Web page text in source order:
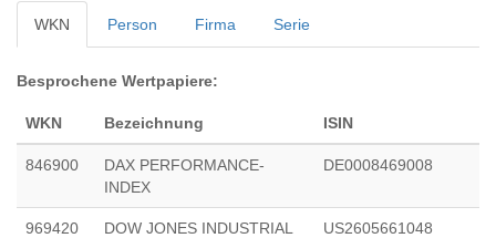
WKN Person Firma Serie
Besprochene Wertpapiere:
WKN Bezeichnung ISIN
846900
DAX PERFORMANCE-
INDEX
DE0008469008
969420
DOW JONES INDUSTRIAL
US2605661048